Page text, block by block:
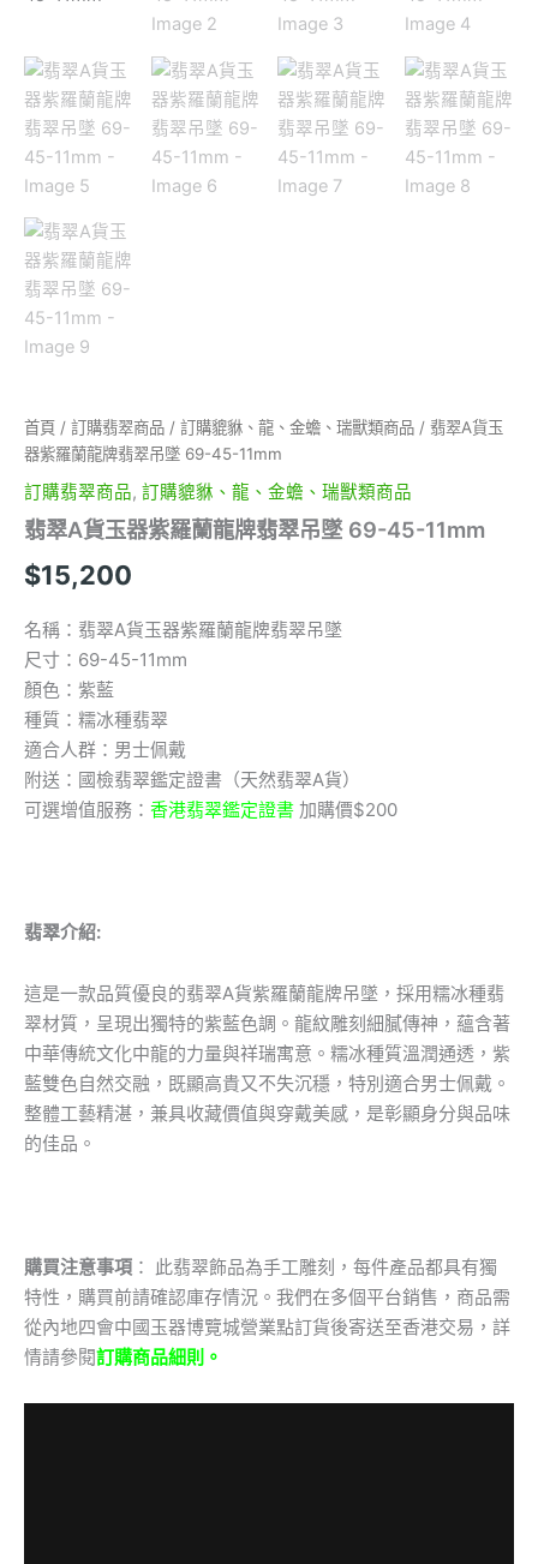
首頁 / 訂購翡翠商品 / 訂購貔貅、龍、金蟾、瑞獸類商品 / 翡翠A貨玉
器紫羅蘭龍牌翡翠吊墜 69-45-11mm
訂購翡翠商品, 訂購貔貅、龍、金蟾、瑞獸類商品
翡翠A貨玉器紫羅蘭龍牌翡翠吊墜 69-45-11mm
$15,200
名稱：翡翠A貨玉器紫羅蘭龍牌翡翠吊墜
尺寸：69-45-11mm
顏色：紫藍
種質：糯冰種翡翠
適合人群：男士佩戴
附送：國檢翡翠鑑定證書（天然翡翠A貨）
可選增值服務： 香港翡翠鑑定證書 加購價$200
翡翠介紹:
這是一款品質優良的翡翠A貨紫羅蘭龍牌吊墜，採用糯冰種翡
翠材質，呈現出獨特的紫藍色調。龍紋雕刻細膩傳神，蘊含著
中華傳統文化中龍的力量與祥瑞寓意。糯冰種質溫潤通透，紫
藍雙色自然交融，既顯高貴又不失沉穩，特別適合男士佩戴。
整體工藝精湛，兼具收藏價值與穿戴美感，是彰顯身分與品味
的佳品。
購買注意事項 ： 此翡翠飾品為手工雕刻，每件產品都具有獨
特性，購買前請確認庫存情況。我們在多個平台銷售，商品需
從內地四會中國玉器博覽城營業點訂貨後寄送至香港交易，詳
情請參閱訂購商品細則。